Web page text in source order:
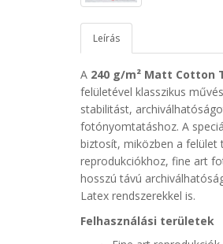
Leírás
A 240 g/m² Matt Cotton
felületével klasszikus
stabilitást,
fotónyomtatáshoz. A
biztosít, miközben a felület
reprodukciókhoz, fine art
hosszú távú
Latex rendszerekkel is.
Felhasználási területek